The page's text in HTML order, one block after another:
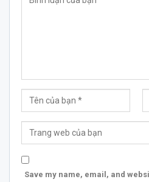
Save my name, email, and